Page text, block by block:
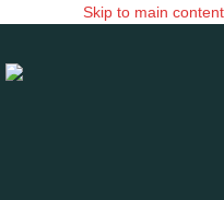
Skip to main content